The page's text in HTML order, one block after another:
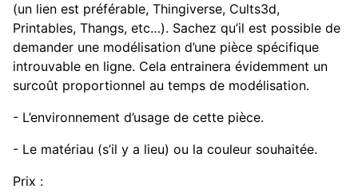
(un lien est préférable, Thingiverse, Cults3d,
Printables, Thangs, etc…). Sachez qu’il est possible de
demander une modélisation d’une pièce spécifique
introuvable en ligne. Cela entrainera évidemment un
surcoût proportionnel au temps de modélisation.
- L’environnement d’usage de cette pièce.
- Le matériau (s’il y a lieu) ou la couleur souhaitée.
Prix :